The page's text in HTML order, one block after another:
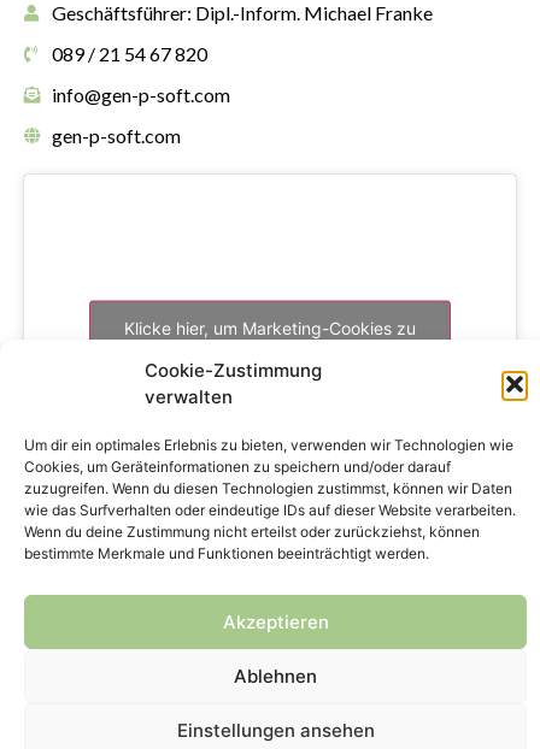
Cookie-Zustimmung
verwalten
Um dir ein optimales Erlebnis zu bieten, verwenden wir Technologien wie
Cookies, um Geräteinformationen zu speichern und/oder darauf
zuzugreifen. Wenn du diesen Technologien zustimmst, können wir Daten
wie das Surfverhalten oder eindeutige IDs auf dieser Website verarbeiten.
Wenn du deine Zustimmung nicht erteilst oder zurückziehst, können
bestimmte Merkmale und Funktionen beeinträchtigt werden.
Akzeptieren
Ablehnen
Einstellungen ansehen
Geschäftsführer: Dipl.-Inform. Michael Franke
089 / 21 54 67 820
info@gen-p-soft.com
gen-p-soft.com
Klicke hier, um Marketing-Cookies zu
aktivieren
Copyright © 2024 genPsoft GmbH
Datenschutz